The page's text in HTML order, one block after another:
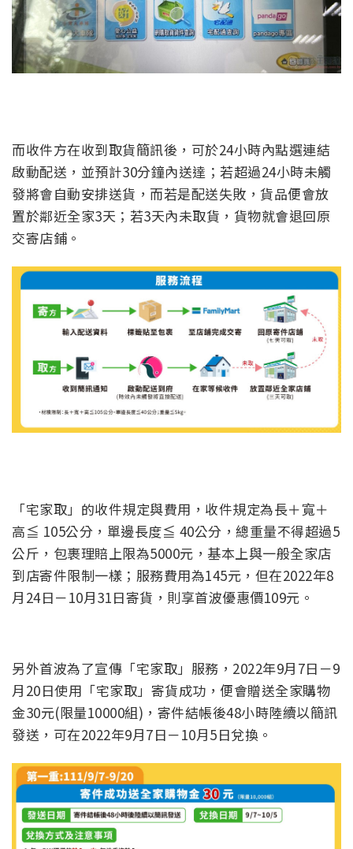
而收件方在收到取貨簡訊後，可於24小時內點選連結
啟動配送，並預計30分鐘內送達；若超過24小時未觸
發將會自動安排送貨，而若是配送失敗，貨品便會放
置於鄰近全家3天；若3天內未取貨，貨物就會退回原
交寄店鋪。
「宅家取」的收件規定與費用，收件規定為長＋寬＋
高≦ 105公分，單邊長度≦ 40公分，總重量不得超過5
公斤，包裹理賠上限為5000元，基本上與一般全家店
到店寄件限制一樣；服務費用為145元，但在2022年8
月24日－10月31日寄貨，則享首波優惠價109元。
另外首波為了宣傳「宅家取」服務，2022年9月7日－9
月20日使用「宅家取」寄貨成功，便會贈送全家購物
金30元(限量10000組)，寄件結帳後48小時陸續以簡訊
發送，可在2022年9月7日－10月5日兌換。